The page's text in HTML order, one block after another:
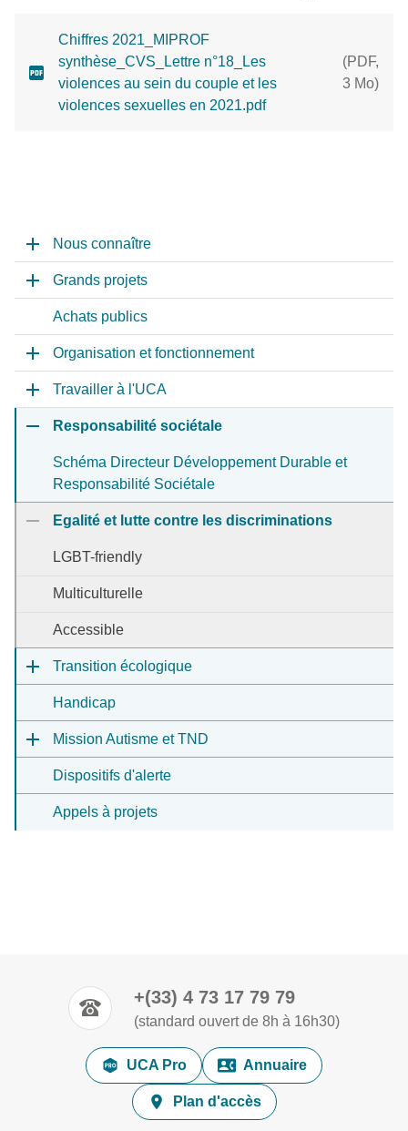
Chiffres 2021_MIPROF
synthèse_CVS_Lettre n°18_Les
violences au sein du couple et les
violences sexuelles en 2021.pdf
(PDF,
3 Mo)
Nous connaître
Grands projets
Achats publics
Organisation et fonctionnement
Travailler à l'UCA
Responsabilité sociétale
Schéma Directeur Développement Durable et
Responsabilité Sociétale
Egalité et lutte contre les discriminations
LGBT-friendly
Multiculturelle
Accessible
Transition écologique
Handicap
Mission Autisme et TND
Dispositifs d'alerte
Appels à projets
+(33) 4 73 17 79 79
(standard ouvert de 8h à 16h30)
UCA Pro Annuaire
Plan d'accès